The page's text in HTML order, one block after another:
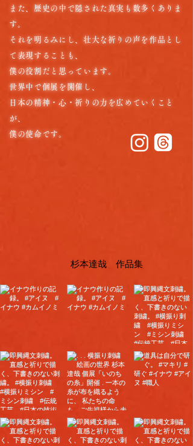
また、歴史の中で隠された真実も数多くありま
す。
それを明るみにし、壮大な祈りの声を作品とし
て表現することも、
僕の役割だと思っています。
世界中で個展を開催し、
日本の精神・心・祈りの力を広めていくこと
が、
僕の使命です。
杉本達哉 作品集